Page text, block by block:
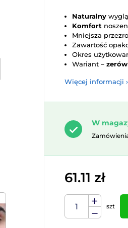
Naturalny
Komfort
Mniejsza
Zawartość
Okres
Wariant –
Więcej informacji ›
W
61.11 zł
szt